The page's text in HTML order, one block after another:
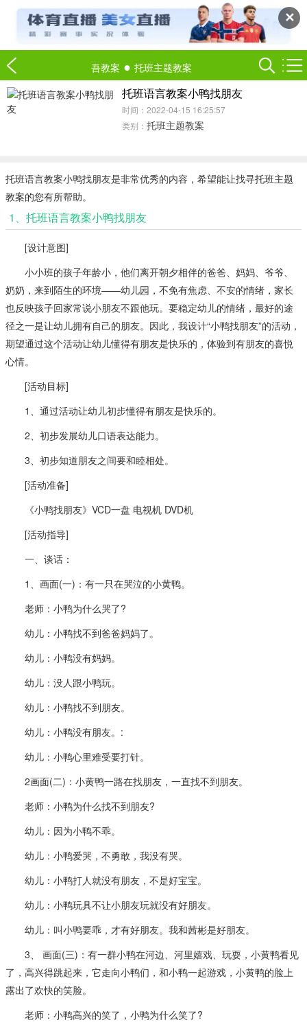
✕
吾教案 ● 托班主题教案
托班语言教案小鸭找朋友
时间：2022-04-15 16:25:57
类别： 托班主题教案
托班语言教案小鸭找朋友是非常优秀的内容，希望能让找寻托班主题
教案的您有所帮助。
1、托班语言教案小鸭找朋友
[设计意图]
小小班的孩子年龄小，他们离开朝夕相伴的爸爸、妈妈、爷爷、
奶奶，来到陌生的环境——幼儿园，不免有焦虑、不安的情绪，家长
也反映孩子回家常说小朋友不跟他玩。要稳定幼儿的情绪，最好的途
径之一是让幼儿拥有自己的朋友。因此，我设计“小鸭找朋友”的活动，
期望通过这个活动让幼儿懂得有朋友是快乐的，体验到有朋友的喜悦
心情。
[活动目标]
1、通过活动让幼儿初步懂得有朋友是快乐的。
2、初步发展幼儿口语表达能力。
3、初步知道朋友之间要和睦相处。
[活动准备]
《小鸭找朋友》VCD一盘 电视机 DVD机
[活动指导]
一、谈话：
1、画面(一)：有一只在哭泣的小黄鸭。
老师：小鸭为什么哭了?
幼儿：小鸭找不到爸爸妈妈了。
幼儿：小鸭没有妈妈。
幼儿：没人跟小鸭玩。
幼儿：小鸭找不到朋友。
幼儿：小鸭没有朋友。:
幼儿：小鸭心里难受要打针。
2画面(二)：小黄鸭一路在找朋友，一直找不到朋友。
老师：小鸭为什么找不到朋友?
幼儿：因为小鸭不乖。
幼儿：小鸭爱哭，不勇敢，我没有哭。
幼儿：小鸭打人就没有朋友，不是好宝宝。
幼儿：小鸭玩具不让小朋友玩就没有好朋友。
幼儿：叫小鸭要乖，才有好朋友。我和茜彬是好朋友。
3、 画面(三)：有一群小鸭在河边、河里嬉戏、玩耍，小黄鸭看见
了，高兴得跳起来，它走向小鸭们，和小鸭一起游戏，小黄鸭的脸上
露出了欢快的笑脸。
老师：小鸭高兴的笑了，小鸭为什么笑了?